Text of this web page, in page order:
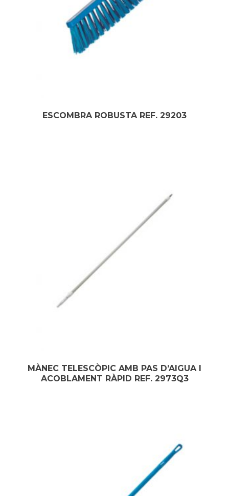
ESCOMBRA ROBUSTA REF. 29203
MÀNEC TELESCÒPIC AMB PAS D’AIGUA I
ACOBLAMENT RÀPID REF. 2973Q3